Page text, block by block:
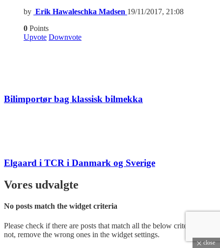
by Erik Hawaleschka Madsen 19/11/2017, 21:08
0 Points
Upvote Downvote
Bilimportør bag klassisk bilmekka
Elgaard i TCR i Danmark og Sverige
Vores udvalgte
No posts match the widget criteria
Please check if there are posts that match all the below criteria. If
not, remove the wrong ones in the widget settings.
close